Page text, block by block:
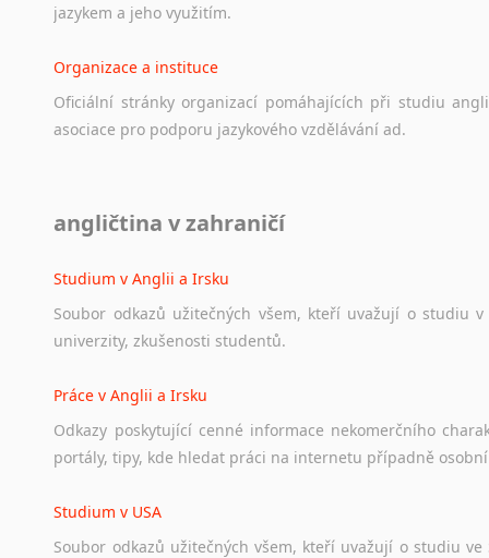
jazykem a jeho využitím.
Organizace a instituce
Oficiální stránky organizací pomáhajících při studiu
asociace pro podporu jazykového vzdělávání ad.
Ať už se jedná o česká diskusní
angličtina v zahraničí
Studium v Anglii a Irsku
Soubor odkazů užitečných všem, kteří uvažují o studiu v
univerzity, zkušenosti studentů.
Práce v Anglii a Irsku
Odkazy poskytující cenné informace nekomerčního
portály, tipy, kde hledat práci na internetu případně osobní
Studium v USA
Soubor odkazů užitečných všem, kteří uvažují o studiu ve